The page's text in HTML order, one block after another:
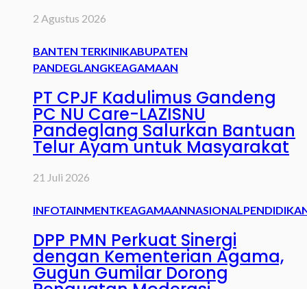
2 Agustus 2026
BANTEN TERKINIKABUPATEN
PANDEGLANGKEAGAMAAN
PT CPJF Kadulimus Gandeng
PC NU Care-LAZISNU
Pandeglang Salurkan Bantuan
Telur Ayam untuk Masyarakat
21 Juli 2026
INFOTAINMENTKEAGAMAANNASIONAL
DPP PMN Perkuat Sinergi
dengan Kementerian Agama,
Gugun Gumilar Dorong